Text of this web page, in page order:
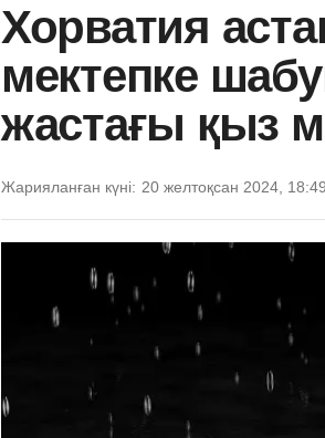
Хорватия
мектепке
жастағы қыз
Жарияланған күні: 20 желтоқсан 2024, 18:49